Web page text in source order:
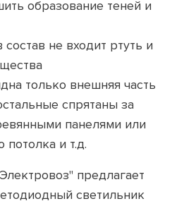
образование теней и
не входит ртуть и
только внешняя часть
спрятаны за
панелями или
потолка и т.д.
предлагает
светильник